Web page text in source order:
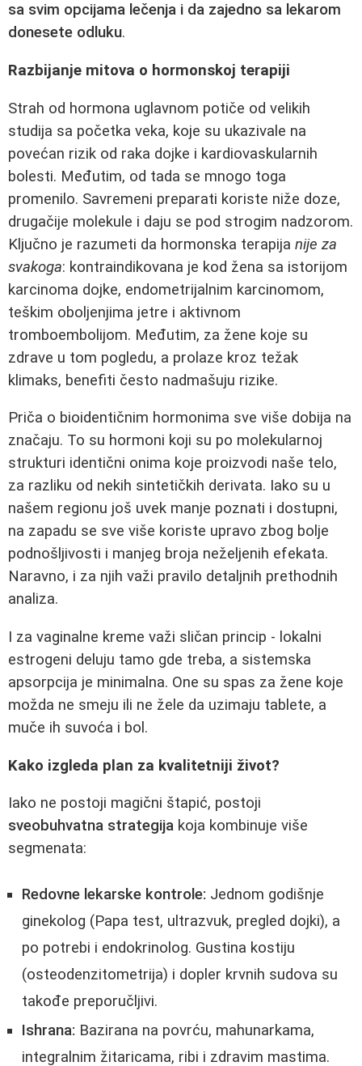
sa svim opcijama lečenja i da zajedno sa lekarom
donesete odluku.
Razbijanje mitova o hormonskoj terapiji
Strah od hormona uglavnom potiče od velikih
studija sa početka veka, koje su ukazivale na
povećan rizik od raka dojke i kardiovaskularnih
bolesti. Međutim, od tada se mnogo toga
promenilo. Savremeni preparati koriste niže doze,
drugačije molekule i daju se pod strogim nadzorom.
Ključno je razumeti da hormonska terapija nije za
svakoga: kontraindikovana je kod žena sa istorijom
karcinoma dojke, endometrijalnim karcinomom,
teškim oboljenjima jetre i aktivnom
tromboembolijom. Međutim, za žene koje su
zdrave u tom pogledu, a prolaze kroz težak
klimaks, benefiti često nadmašuju rizike.
Priča o bioidentičnim hormonima sve više dobija na
značaju. To su hormoni koji su po molekularnoj
strukturi identični onima koje proizvodi naše telo,
za razliku od nekih sintetičkih derivata. Iako su u
našem regionu još uvek manje poznati i dostupni,
na zapadu se sve više koriste upravo zbog bolje
podnošljivosti i manjeg broja neželjenih efekata.
Naravno, i za njih važi pravilo detaljnih prethodnih
analiza.
I za vaginalne kreme važi sličan princip - lokalni
estrogeni deluju tamo gde treba, a sistemska
apsorpcija je minimalna. One su spas za žene koje
možda ne smeju ili ne žele da uzimaju tablete, a
muče ih suvoća i bol.
Kako izgleda plan za kvalitetniji život?
Iako ne postoji magični štapić, postoji
sveobuhvatna strategija koja kombinuje više
segmenata:
Redovne lekarske kontrole: Jednom godišnje
ginekolog (Papa test, ultrazvuk, pregled dojki), a
po potrebi i endokrinolog. Gustina kostiju
(osteodenzitometrija) i dopler krvnih sudova su
takođe preporučljivi.
Ishrana: Bazirana na povrću, mahunarkama,
integralnim žitaricama, ribi i zdravim mastima.